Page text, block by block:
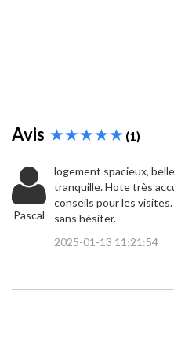
Avis (1)
Pascal
logement spacieux,
tranquille. Hote très
conseils pour les
sans hésiter.
2025-01-13 11:21:54